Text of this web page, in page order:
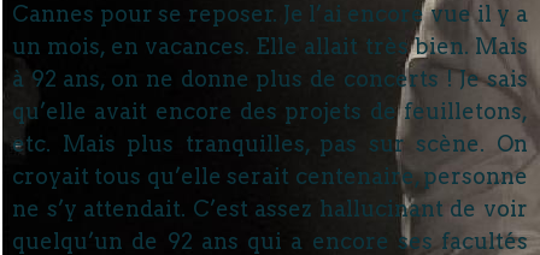
Cannes pour se reposer. Je l’ai encore vue il y a
un mois, en vacances. Elle allait très bien. Mais
à 92 ans, on ne donne plus de concerts ! Je sais
qu’elle avait encore des projets de feuilletons,
etc. Mais plus tranquilles, pas sur scène. On
croyait tous qu’elle serait centenaire, personne
ne s’y attendait. C’est assez hallucinant de voir
quelqu’un de 92 ans qui a encore ses facultés